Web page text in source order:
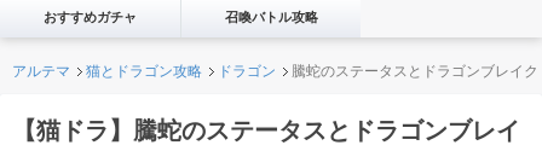
おすすめガチャ 召喚バトル攻略
アルテマ 猫とドラゴン攻略 ドラゴン 騰蛇のステータスとドラゴンブレイク
【猫ドラ】騰蛇のステータスとドラゴンブレイ